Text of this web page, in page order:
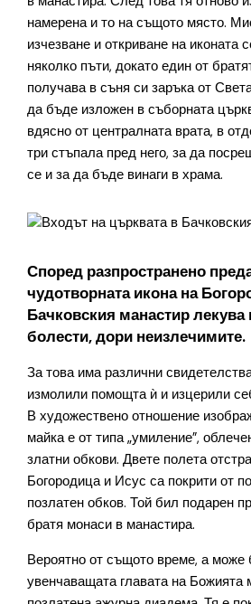
намерена и то на същото място.
изчезване и откриване на иконата
няколко пъти, докато един от
получава в съня си заръка от
да бъде изложен в съборната
вдясно от централната врата, в
три стъпала пред него, за да
се и за да бъде винаги в храма.
Според разпространено
чудотворната икона на
Бачковския манастир лекува
болести, дори неизлечимите.
За това има различни
измолили помощта ѝ и изцерили
В художествено отношение
майка е от типа „умиление”,
златни обкови. Двете полета
Богородица и Исус са покрити от
позлатен обков. Той бил подарен
братя монаси в манастира.
Вероятно от същото време, а може
увенчаващата главата на Божията